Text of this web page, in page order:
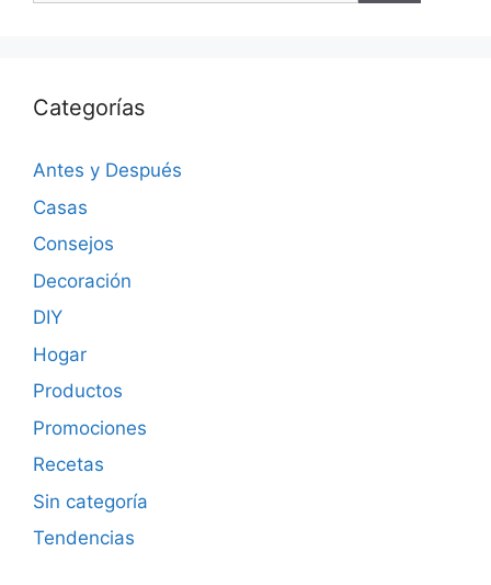
Categorías
Antes y Después
Casas
Consejos
Decoración
DIY
Hogar
Productos
Promociones
Recetas
Sin categoría
Tendencias